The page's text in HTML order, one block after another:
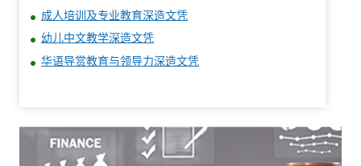
成人培训及专业教育深造文凭
幼儿中文教学深造文凭
华语导赏教育与领导力深造文凭